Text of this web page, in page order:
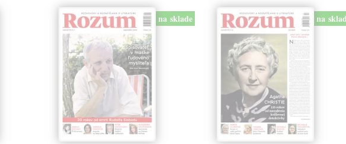
na sklade na